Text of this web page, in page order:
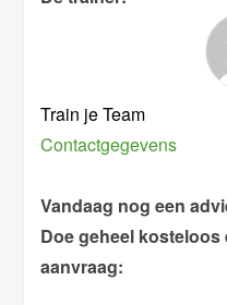
Train je Team
Contactgegevens
Vandaag nog een
Doe geheel
aanvraag: